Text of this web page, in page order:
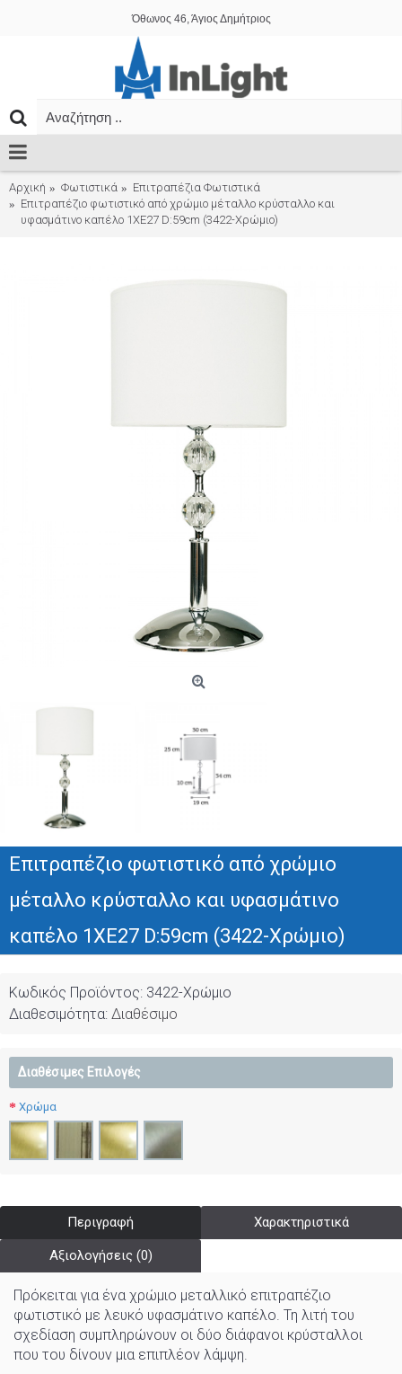
Όθωνος 46, Άγιος Δημήτριος
Αρχική Φωτιστικά
Επιτραπέζια Φωτιστικά
Επιτραπέζιο φωτιστικό από χρώμιο μέταλλο κρύσταλλο και
υφασμάτινο καπέλο 1XE27 D:59cm (3422-Χρώμιο)
Επιτραπέζιο φωτιστικό από χρώμιο
μέταλλο κρύσταλλο και υφασμάτινο
καπέλο 1XE27 D:59cm (3422-Χρώμιο)
Κωδικός Προϊόντος: 3422-Χρώμιο
Διαθεσιμότητα: Διαθέσιμο
Διαθέσιμες Επιλογές
Χρώμα
Περιγραφή Χαρακτηριστικά
Αξιολογήσεις (0)
Πρόκειται για ένα χρώμιο μεταλλικό επιτραπέζιο
φωτιστικό με λευκό υφασμάτινο καπέλο. Τη λιτή του
σχεδίαση συμπληρώνουν οι δύο διάφανοι κρύσταλλοι
που του δίνουν μια επιπλέον λάμψη.